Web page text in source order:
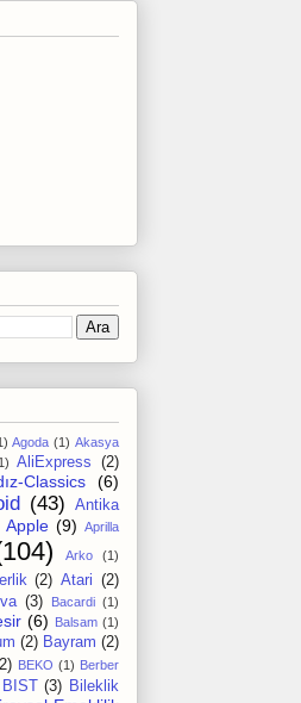
Agoda (1) Akasya
AliExpress
(2)
Classics (6)
(43)
Antika
Apple (9) Aprilla
Arko (1)
(2) Atari (2)
(3) Bacardi (1)
(6) Balsam (1)
(2) Bayram (2)
BEKO (1) Berber
BIST (3) Bileklik